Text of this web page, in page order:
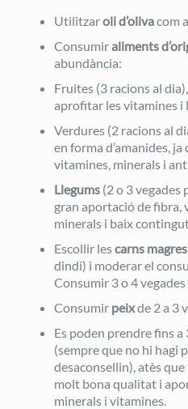
Utilitzaroli d’olivacom
Consumiraliments
abundància:
Fruites (3 racions al
aprofitar les vitamines i
Verdures (2 racions al
en forma d’amanides,
vitamines, minerals i
Llegums(2 o 3 vegades
gran aportació de fibra,
minerals i baix
Escollir lescarns magres
dindi) i moderar el
Consumir 3 o 4 vegades
Consumir peixde 2 a 3
Es poden prendre fins a
(sempre que no hi hagi
desaconsellin), atès
molt bona qualitat i
minerals i vitamines.